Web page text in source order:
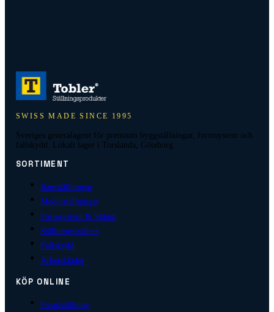
SWISS MADE SINCE 1995
Sveriges generalagent för premium byggställningar, formsystem och
fallskydd. Lokalt lager i Torslanda, Göteborg.
SORTIMENT
Ramställningar
Modulställningar
Formsystem & Stämp
Ställningstrailers
Fallskydd
Arbetskläder
KÖP ONLINE
Fasadställning